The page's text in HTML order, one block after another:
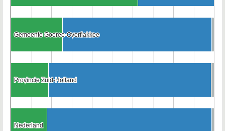
Gemeente Goeree-Overflakkee
Gemeente Goeree-Overflakkee
Provincie Zuid-Holland
Provincie Zuid-Holland
Nederland
Nederland